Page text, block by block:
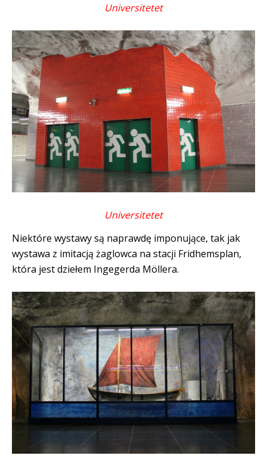
Universitetet
Universitetet
Niektóre wystawy są naprawdę imponujące, tak jak
wystawa z imitacją żaglowca na stacji Fridhemsplan,
która jest dziełem Ingegerda Möllera.